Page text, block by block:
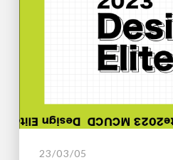
23/03/05